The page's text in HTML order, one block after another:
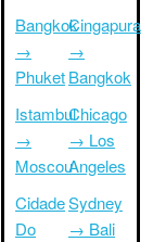
Bangkok
→
Phuket
Istambul
→
Moscou
Cidade
Do
Cingapura
→
Bangkok
Chicago
→ Los
Angeles
Sydney
→ Bali